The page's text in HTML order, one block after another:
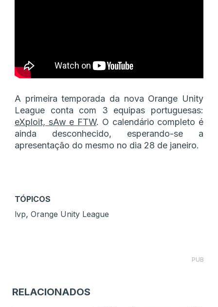
A primeira temporada da nova Orange Unity
League conta com 3 equipas portuguesas:
eXploit, sAw e FTW. O calendário completo é
ainda desconhecido, esperando-se a
apresentação do mesmo no dia 28 de janeiro.
TÓPICOS
lvp, Orange Unity League
PUB
RELACIONADOS